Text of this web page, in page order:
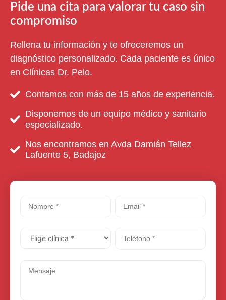
Pide una cita para valorar tu caso sin
compromiso
Rellena tu información y te ofreceremos un
diagnóstico personalizado. Cada paciente es único
en Clínicas Dr. Pelo.
Contamos con más de 15 años de experiencia.
Disponemos de un equipo médico y sanitario
especializado.
Nos encontramos en Avda Damián Tellez
Lafuente 5, Badajoz